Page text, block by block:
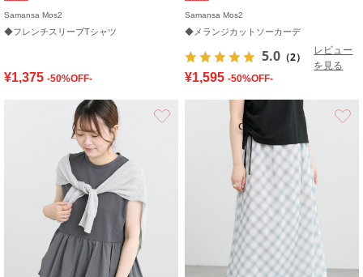
Samansa Mos2
◆フレンチスリーブTシャツ
¥1,375 -50%OFF-
Samansa Mos2
◆メランジカットソーカーデ
5.0 （2）
レビュー
を見る
¥1,595 -50%OFF-